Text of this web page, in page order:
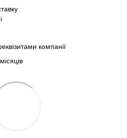
компанії